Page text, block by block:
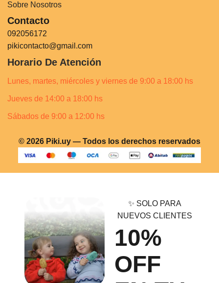
Sobre Nosotros
Contacto
092056172
pikicontacto@gmail.com
Horario De Atención
Lunes, martes, miércoles y viernes de 9:00 a 18:00 hs
Jueves de 14:00 a 18:00 hs
Sábados de 9:00 a 12:00 hs
© 2026 Piki.uy — Todos los derechos reservados
✨ SOLO PARA
NUEVOS CLIENTES
10%
OFF